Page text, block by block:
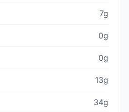
7g
0g
0g
13g
34g